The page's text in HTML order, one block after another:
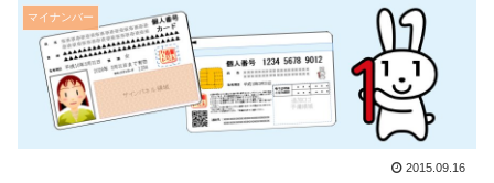
マイナンバー
2015.09.16